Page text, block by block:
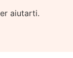
aiutarti.